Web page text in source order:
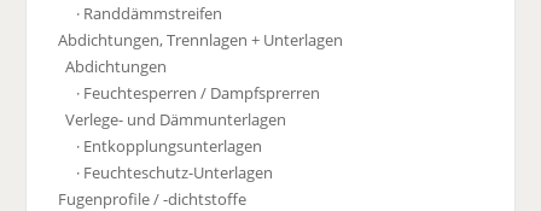
· Randdämmstreifen
Abdichtungen, Trennlagen + Unterlagen
Abdichtungen
· Feuchtesperren / Dampfsprerren
Verlege- und Dämmunterlagen
· Entkopplungsunterlagen
· Feuchteschutz-Unterlagen
Fugenprofile / -dichtstoffe